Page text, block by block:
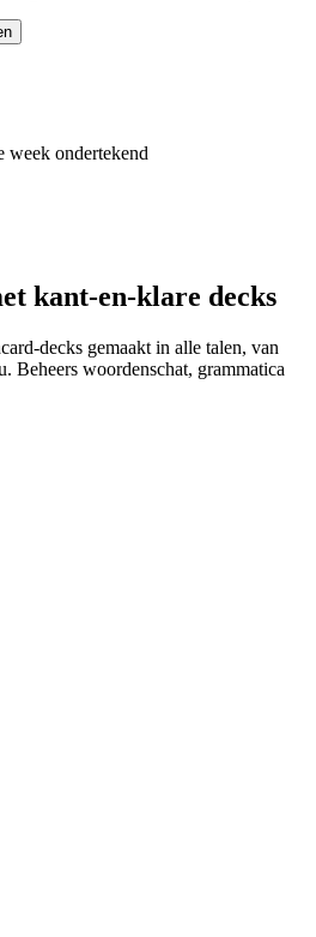
week ondertekend
kant-en-klare decks
decks gemaakt in alle talen, van
Beheers woordenschat, grammatica